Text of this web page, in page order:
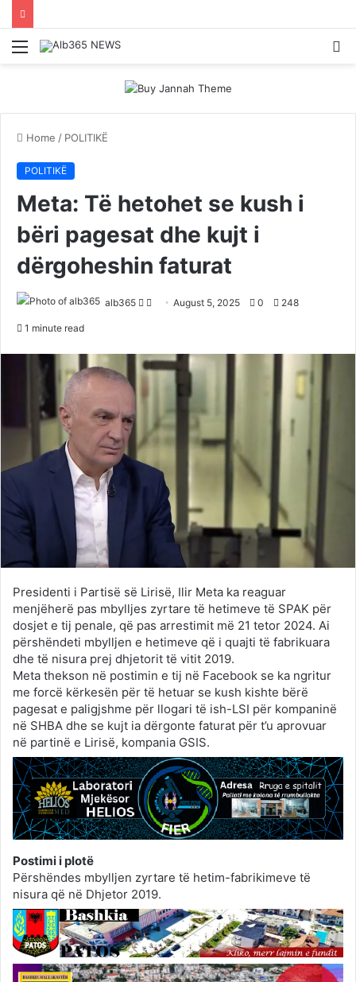
Menu
Home / POLITIKË
POLITIKË
Meta: Të hetohet se kush i
bëri pagesat dhe kujt i
dërgoheshin faturat
alb365
Follow
Send August 5, 2025 0 248
1 minute read
Presidenti i Partisë së Lirisë, Ilir Meta ka reaguar
menjëherë pas mbylljes zyrtare të hetimeve të SPAK për
dosjet e tij penale, që pas arrestimit më 21 tetor 2024. Ai
përshëndeti mbylljen e hetimeve që i quajti të fabrikuara
dhe të nisura prej dhjetorit të vitit 2019.
Meta thekson në postimin e tij në Facebook se ka ngritur
me forcë kërkesën për të hetuar se kush kishte bërë
pagesat e paligjshme për llogari të ish-LSI për kompaninë
në SHBA dhe se kujt ia dërgonte faturat për t’u aprovuar
në partinë e Lirisë, kompania GSIS.
Postimi i plotë
Përshëndes mbylljen zyrtare të hetim-fabrikimeve të
nisura që në Dhjetor 2019.